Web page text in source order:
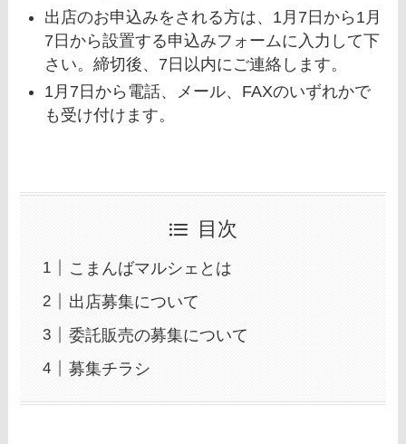
出店のお申込みをされる方は、1月7日から1月
7日から設置する申込みフォームに入力して下
さい。締切後、7日以内にご連絡します。
1月7日から電話、メール、FAXのいずれかで
も受け付けます。
目次
こまんばマルシェとは
出店募集について
委託販売の募集について
募集チラシ